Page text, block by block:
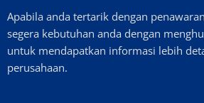
Apabila anda tertarik dengan
segera kebutuhan anda dengan
untuk mendapatkan informasi lebih
perusahaan.